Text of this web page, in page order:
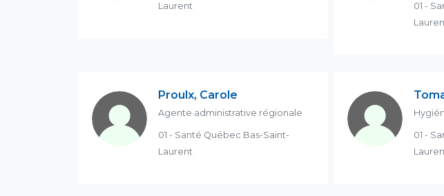
Laurent
01 -
Proulx, Carole
Agente administrative régionale
01 - Santé Québec Bas-Saint-
Laurent
01 -